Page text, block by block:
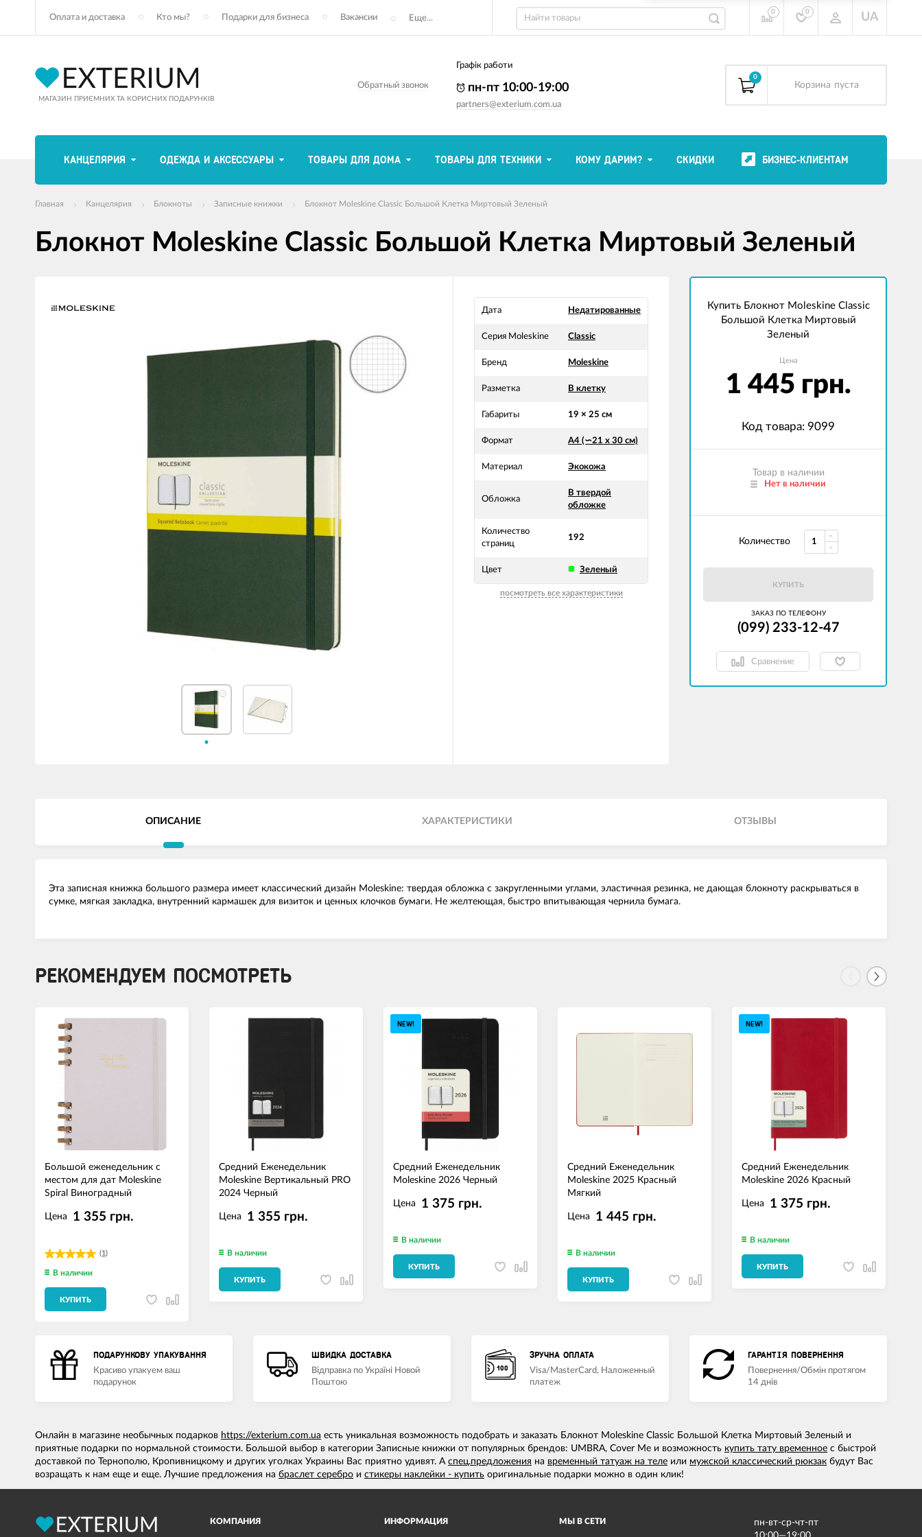
Оплата и доставка Кто мы? Подарки для бизнеса Вакансии Еще...
0 0 UA
МАГАЗИН ПРИЄМНИХ ТА КОРИСНИХ ПОДАРУНКІВ
Обратный звонок
Графік работи
пн-пт 10:00-19:00
partners@exterium.com.ua
0
Корзина пуста
КАНЦЕЛЯРИЯ ОДЕЖДА И АКСЕССУАРЫ ТОВАРЫ ДЛЯ ДОМА ТОВАРЫ ДЛЯ ТЕХНИКИ КОМУ ДАРИМ? СКИДКИ БИЗНЕС-КЛИЕНТАМ
Главная Канцелярия Блокноты Записные книжки Блокнот Moleskine Classic Большой Клетка Миртовый Зеленый
Блокнот Moleskine Classic Большой Клетка Миртовый Зеленый
Дата Недатированные
Серия Moleskine Classic
Бренд Moleskine
Разметка В клетку
Габариты 19 × 25 см
Формат А4 (∽21 х 30 см)
Материал Экокожа
Обложка
В твердой
обложке
Количество
страниц
192
Цвет Зеленый
посмотреть все характеристики
Купить Блокнот Moleskine Classic
Большой Клетка Миртовый
Зеленый
Цена
1 445 грн.
Код товара: 9099
Товар в наличии
Нет в наличии
Количество
КУПИТЬ
ЗАКАЗ ПО ТЕЛЕФОНУ
(099) 233-12-47
Сравнение
ОПИСАНИЕ ХАРАКТЕРИСТИКИ ОТЗЫВЫ
Эта записная книжка большого размера имеет классический дизайн Moleskine: твердая обложка с закругленными углами, эластичная резинка, не дающая блокноту раскрываться в
сумке, мягкая закладка, внутренний кармашек для визиток и ценных клочков бумаги. Не желтеющая, быстро впитывающая чернила бумага.
РЕКОМЕНДУЕМ ПОСМОТРЕТЬ
Большой еженедельник с
местом для дат Moleskine
Spiral Виноградный
(1)
Цена 1 355 грн.
В наличии
КУПИТЬ
Средний Еженедельник
Moleskine Вертикальный PRO
2024 Черный
Цена 1 355 грн.
В наличии
КУПИТЬ
NEW!
Средний Еженедельник
Moleskine 2026 Черный
Цена 1 375 грн.
В наличии
КУПИТЬ
Средний Еженедельник
Moleskine 2025 Красный
Мягкий
Цена 1 445 грн.
В наличии
КУПИТЬ
NEW!
Средний Еженедельник
Moleskine 2026 Красный
Цена 1 375 грн.
В наличии
КУПИТЬ
ПОДАРУНКОВУ УПАКУВАННЯ
Красиво упакуем ваш
подарунок
ШВИДКА ДОСТАВКА
Відправка по Україні Новой
Поштою
ЗРУЧНА ОПЛАТА
Visa/MasterCard, Наложенный
платеж
ГАРАНТІЯ ПОВЕРНЕННЯ
Повернення/Обмін протягом
14 днів
Онлайн в магазине необычных подарков https://exterium.com.ua есть уникальная возможность подобрать и заказать Блокнот Moleskine Classic Большой Клетка Миртовый Зеленый и
приятные подарки по нормальной стоимости. Большой выбор в категории Записные книжки от популярных брендов: UMBRA, Cover Me и возможность купить тату временное с быстрой
доставкой по Тернополю, Кропивницкому и других уголках Украины Вас приятно удивят. А спец.предложения на временный татуаж на теле или мужской классический рюкзак будут Вас
возращать к нам еще и еще. Лучшие предложения на браслет серебро и стикеры наклейки - купить оригинальные подарки можно в один клик!
КОМПАНИЯ ИНФОРМАЦИЯ МЫ В СЕТИ
пн-вт-ср-чт-пт